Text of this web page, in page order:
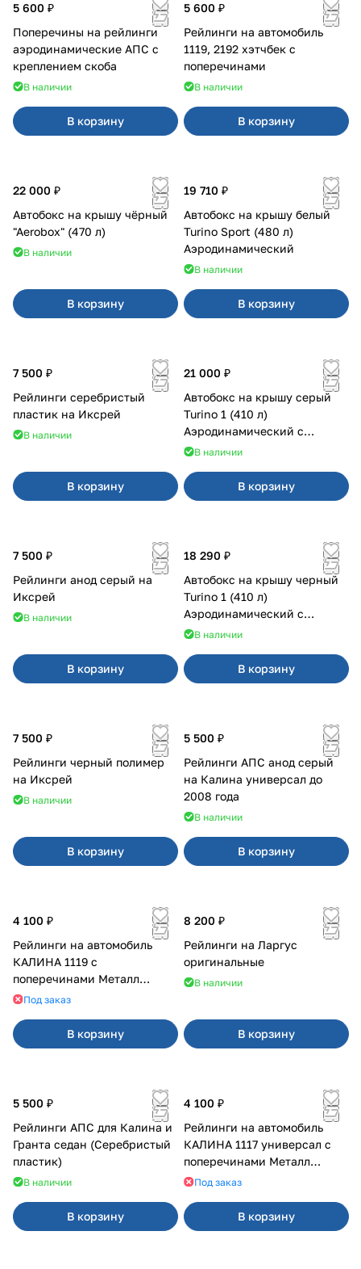
5 600 ₽
Поперечины на рейлинги
аэродинамические АПС с
креплением скоба
В наличии
В корзину
5 600 ₽
Рейлинги на автомобиль
1119, 2192 хэтчбек с
поперечинами
В наличии
В корзину
22 000 ₽
Автобокс на крышу чёрный
"Aerobox" (470 л)
В наличии
В корзину
19 710 ₽
Автобокс на крышу белый
Turino Sport (480 л)
Аэродинамический
В наличии
В корзину
7 500 ₽
Рейлинги серебристый
пластик на Иксрей
В наличии
В корзину
21 000 ₽
Автобокс на крышу серый
Turino 1 (410 л)
Аэродинамический с
двусторонним открыванием
В наличии
В корзину
7 500 ₽
Рейлинги анод серый на
Иксрей
В наличии
В корзину
18 290 ₽
Автобокс на крышу черный
Turino 1 (410 л)
Аэродинамический с
двусторонним открыванием
В наличии
В корзину
7 500 ₽
Рейлинги черный полимер
на Иксрей
В наличии
В корзину
5 500 ₽
Рейлинги АПС анод серый
на Калина универсал до
2008 года
В наличии
В корзину
4 100 ₽
Рейлинги на автомобиль
КАЛИНА 1119 с
поперечинами Металл
Дизайн
Под заказ
В корзину
8 200 ₽
Рейлинги на Ларгус
оригинальные
В наличии
В корзину
5 500 ₽
Рейлинги АПС для Калина и
Гранта седан (Серебристый
пластик)
В наличии
В корзину
4 100 ₽
Рейлинги на автомобиль
КАЛИНА 1117 универсал с
поперечинами Металл
Дизайн
Под заказ
В корзину